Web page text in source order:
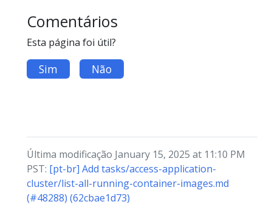
Comentários
Esta página foi útil?
Sim Não
Última modificação January 15, 2025 at 11:10 PM
PST: [pt-br] Add tasks/access-application-
cluster/list-all-running-container-images.md
(#48288) (62cbae1d73)